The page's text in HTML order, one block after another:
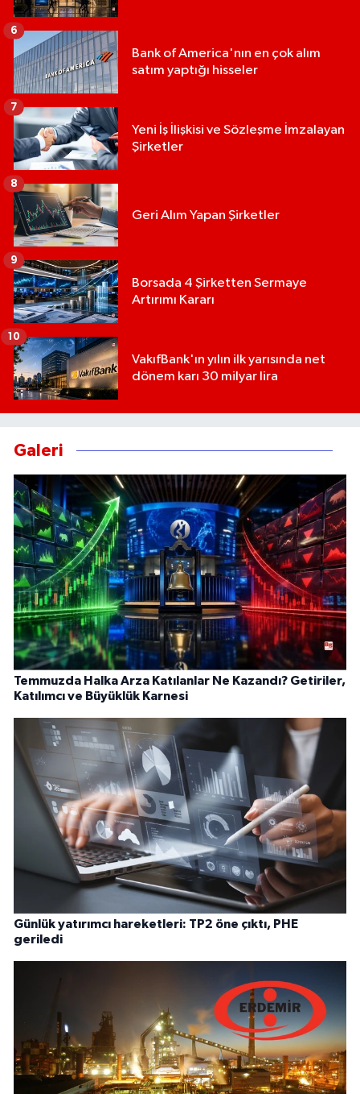
Bank of America'nın en çok alım
satım yaptığı hisseler
6
Yeni İş İlişkisi ve Sözleşme İmzalayan
Şirketler
7
Geri Alım Yapan Şirketler
8
Borsada 4 Şirketten Sermaye
Artırımı Kararı
9
VakıfBank'ın yılın ilk yarısında net
dönem karı 30 milyar lira
10
Galeri
Temmuzda Halka Arza Katılanlar Ne Kazandı? Getiriler,
Katılımcı ve Büyüklük Karnesi
Günlük yatırımcı hareketleri: TP2 öne çıktı, PHE
geriledi